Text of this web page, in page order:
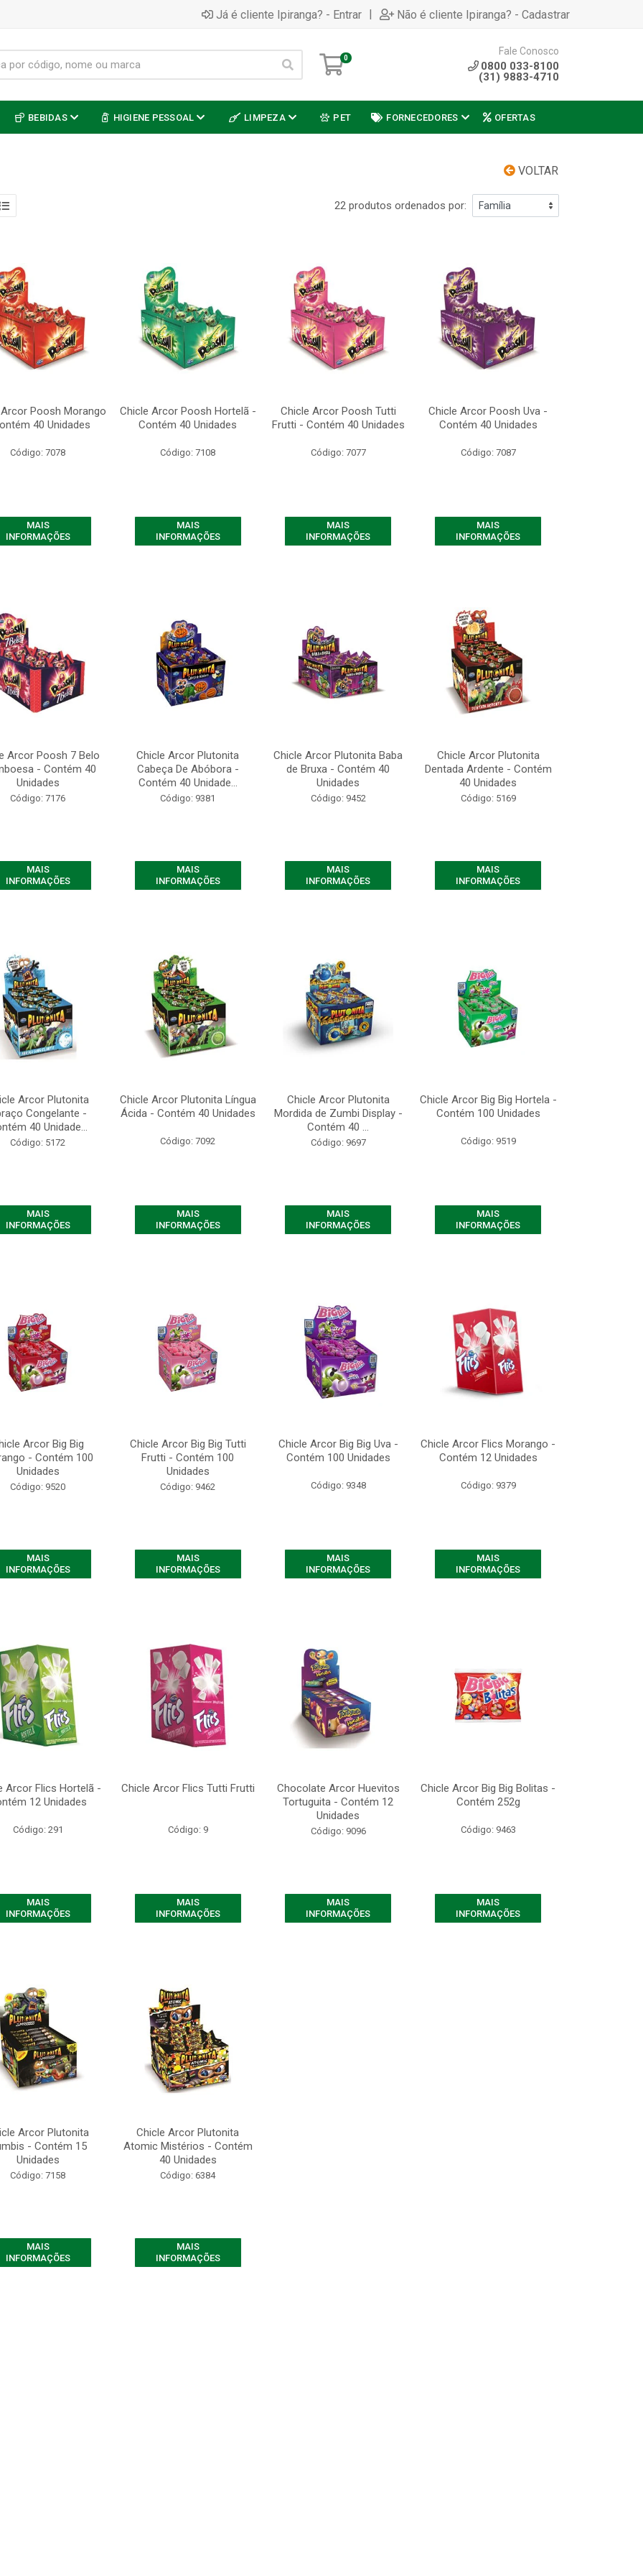
Já é cliente Ipiranga? - Entrar | Não é cliente Ipiranga? - Cadastrar
0
Fale Conosco
0800 033-8100
(31) 9883-4710
BEBIDAS HIGIENE PESSOAL LIMPEZA PET FORNECEDORES OFERTAS
VOLTAR
22 produtos ordenados por:
Poosh Morango
40 Unidades
Código: 7078
MAIS
INFORMAÇÕES
Chicle Arcor Poosh Hortelã -
Contém 40 Unidades
Código: 7108
MAIS
INFORMAÇÕES
Chicle Arcor Poosh Tutti
Frutti - Contém 40 Unidades
Código: 7077
MAIS
INFORMAÇÕES
Chicle Arcor Poosh Uva -
Contém 40 Unidades
Código: 7087
MAIS
INFORMAÇÕES
Arcor Poosh 7 Belo
- Contém 40
Unidades
Código: 7176
MAIS
INFORMAÇÕES
Chicle Arcor Plutonita
Cabeça De Abóbora -
Contém 40 Unidade...
Código: 9381
MAIS
INFORMAÇÕES
Chicle Arcor Plutonita Baba
de Bruxa - Contém 40
Unidades
Código: 9452
MAIS
INFORMAÇÕES
Chicle Arcor Plutonita
Dentada Ardente - Contém
40 Unidades
Código: 5169
MAIS
INFORMAÇÕES
Arcor Plutonita
Congelante -
40 Unidade...
Código: 5172
MAIS
INFORMAÇÕES
Chicle Arcor Plutonita Língua
Ácida - Contém 40 Unidades
Código: 7092
MAIS
INFORMAÇÕES
Chicle Arcor Plutonita
Mordida de Zumbi Display -
Contém 40 ...
Código: 9697
MAIS
INFORMAÇÕES
Chicle Arcor Big Big Hortela -
Contém 100 Unidades
Código: 9519
MAIS
INFORMAÇÕES
Arcor Big Big
- Contém 100
Unidades
Código: 9520
MAIS
INFORMAÇÕES
Chicle Arcor Big Big Tutti
Frutti - Contém 100
Unidades
Código: 9462
MAIS
INFORMAÇÕES
Chicle Arcor Big Big Uva -
Contém 100 Unidades
Código: 9348
MAIS
INFORMAÇÕES
Chicle Arcor Flics Morango -
Contém 12 Unidades
Código: 9379
MAIS
INFORMAÇÕES
Arcor Flics Hortelã -
12 Unidades
Código: 291
MAIS
INFORMAÇÕES
Chicle Arcor Flics Tutti Frutti
Código: 9
MAIS
INFORMAÇÕES
Chocolate Arcor Huevitos
Tortuguita - Contém 12
Unidades
Código: 9096
MAIS
INFORMAÇÕES
Chicle Arcor Big Big Bolitas -
Contém 252g
Código: 9463
MAIS
INFORMAÇÕES
Arcor Plutonita
- Contém 15
Unidades
Código: 7158
MAIS
INFORMAÇÕES
Chicle Arcor Plutonita
Atomic Mistérios - Contém
40 Unidades
Código: 6384
MAIS
INFORMAÇÕES